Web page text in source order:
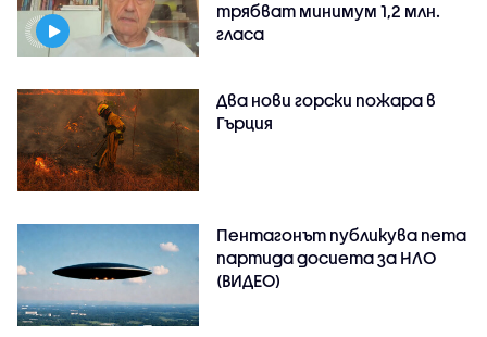
трябват минимум 1,2 млн.
гласа
Два нови горски пожара в
Гърция
Пентагонът публикува пета
партида досиета за НЛО
(ВИДЕО)